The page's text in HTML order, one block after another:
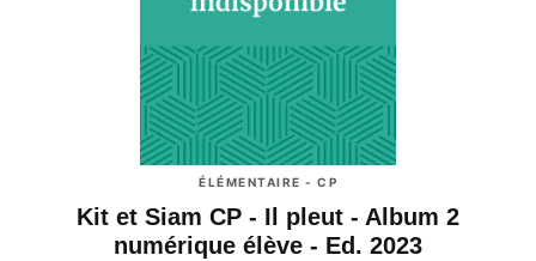
ÉLÉMENTAIRE - CP
Kit et Siam CP - Il pleut - Album 2
numérique élève - Ed. 2023